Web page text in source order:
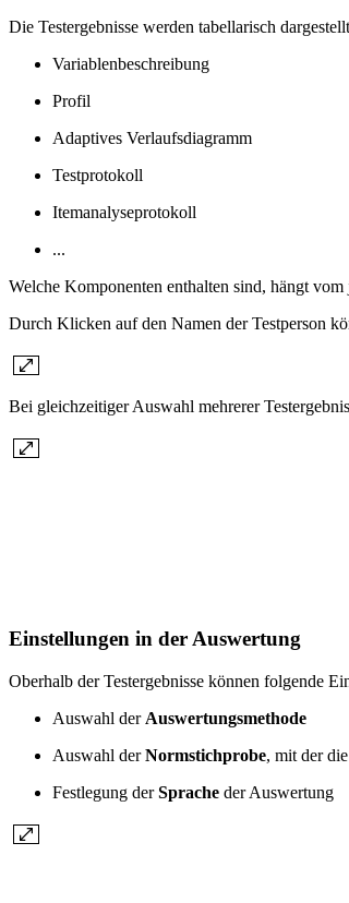
Die Testergebnisse werden tabellarisch
Variablenbeschreibung
Profil
Adaptives Verlaufsdiagramm
Testprotokoll
Itemanalyseprotokoll
...
Welche Komponenten enthalten sind, hängt
Durch Klicken auf den Namen der Testperson
Bei gleichzeitiger Auswahl mehrerer
Einstellungen in der Auswertung
Oberhalb der Testergebnisse können folgende
Auswahl der Auswertungsmethode
Auswahl derNormstichprobe, mit der
Festlegung derSprache der Auswertung